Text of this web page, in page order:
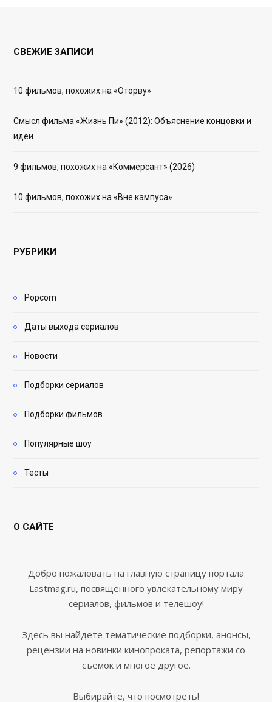
СВЕЖИЕ ЗАПИСИ
10 фильмов, похожих на «Оторву»
Смысл фильма «Жизнь Пи» (2012): Объяснение концовки и
идеи
9 фильмов, похожих на «Коммерсант» (2026)
10 фильмов, похожих на «Вне кампуса»
РУБРИКИ
Popcorn
Даты выхода сериалов
Новости
Подборки сериалов
Подборки фильмов
Популярные шоу
Тесты
О САЙТЕ
Добро пожаловать на главную страницу портала
Lastmag.ru, посвященного увлекательному миру
сериалов, фильмов и телешоу!
Здесь вы найдете тематические подборки, анонсы,
рецензии на новинки кинопроката, репортажи со
съемок и многое другое.
Выбирайте, что посмотреть!